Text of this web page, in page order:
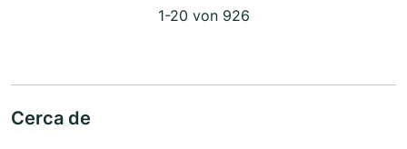
1-20 von 926
Cerca de